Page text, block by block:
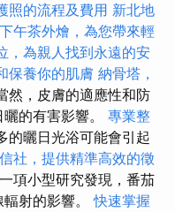
照的流程及費用 新北地
下午茶外燴，為您帶來輕
，為親人找到永遠的安
保養你的肌膚 納骨塔，
然，皮膚的適應性和防
的有害影響。 專業整
的曬日光浴可能會引起
社，提供精準高效的徵
一項小型研究發現，番茄
輻射的影響。快速掌握